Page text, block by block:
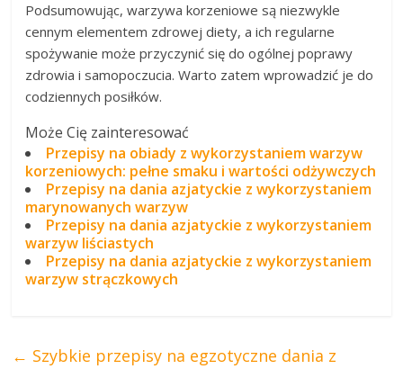
Podsumowując, warzywa korzeniowe są niezwykle
cennym elementem zdrowej diety, a ich regularne
spożywanie może przyczynić się do ogólnej poprawy
zdrowia i samopoczucia. Warto zatem wprowadzić je do
codziennych posiłków.
Może Cię zainteresować
Przepisy na obiady z wykorzystaniem warzyw
korzeniowych: pełne smaku i wartości odżywczych
Przepisy na dania azjatyckie z wykorzystaniem
marynowanych warzyw
Przepisy na dania azjatyckie z wykorzystaniem
warzyw liściastych
Przepisy na dania azjatyckie z wykorzystaniem
warzyw strączkowych
← Szybkie przepisy na egzotyczne dania z